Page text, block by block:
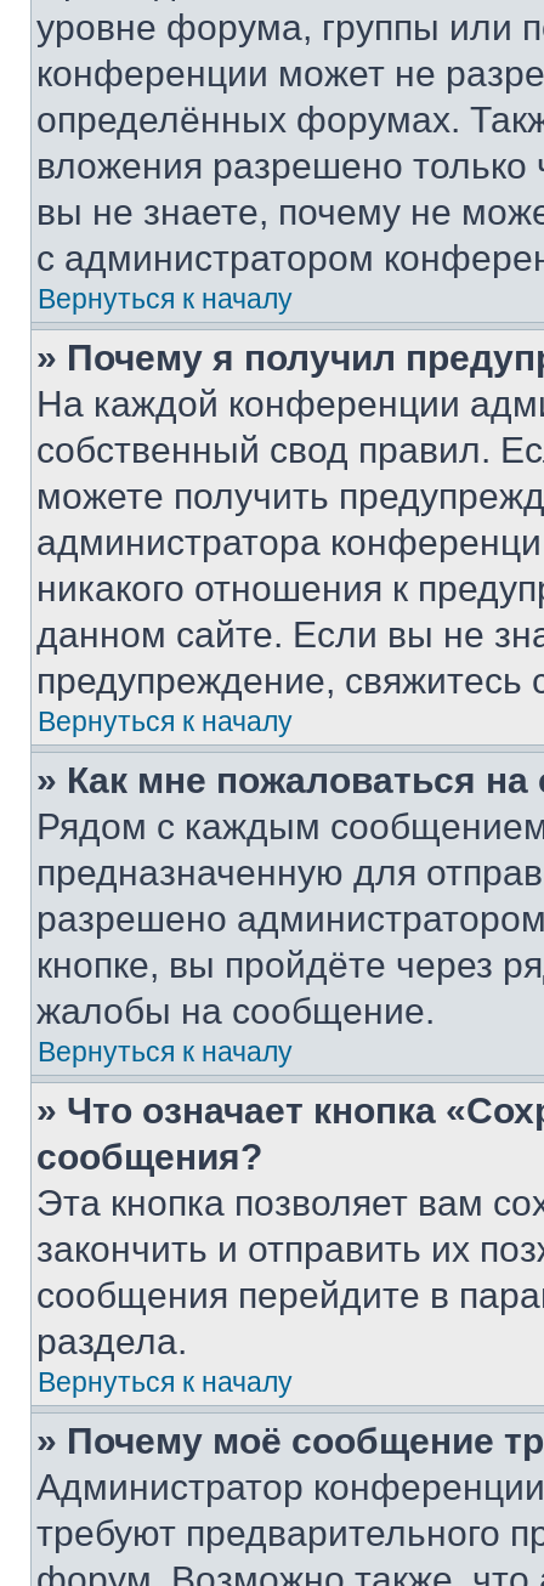
уровне форума, группы или
конференции может не
определённых форумах.
вложения разрешено
вы не знаете, почему не
с администратором
Вернуться к началу
» Почему я получил
На каждой конференции
собственный свод правил.
можете получить
администратора
никакого отношения к
данном сайте. Если вы не
предупреждение,
Вернуться к началу
» Как мне пожаловаться
Рядом с каждым сообщением
предназначенную для
разрешено
кнопке, вы пройдёте через
жалобы на сообщение.
Вернуться к началу
» Что означает кнопка
сообщения?
Эта кнопка позволяет вам
закончить и отправить их
сообщения перейдите в
раздела.
Вернуться к началу
» Почему моё сообщение
Администратор
требуют предварительного